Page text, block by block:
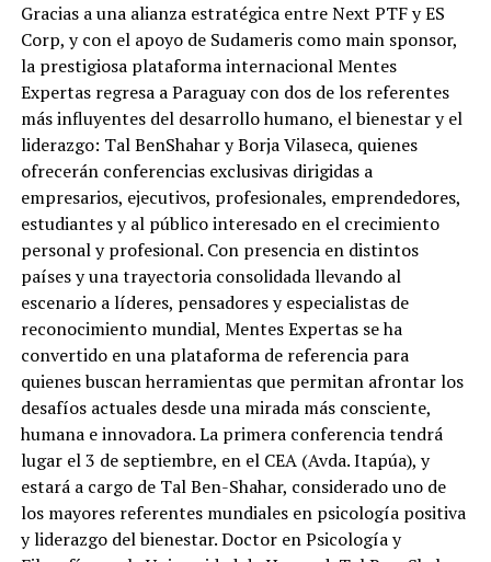
Gracias a una alianza estratégica entre Next PTF y ES
Corp, y con el apoyo de Sudameris como main sponsor,
la prestigiosa plataforma internacional Mentes
Expertas regresa a Paraguay con dos de los referentes
más influyentes del desarrollo humano, el bienestar y el
liderazgo: Tal BenShahar y Borja Vilaseca, quienes
ofrecerán conferencias exclusivas dirigidas a
empresarios, ejecutivos, profesionales, emprendedores,
estudiantes y al público interesado en el crecimiento
personal y profesional. Con presencia en distintos
países y una trayectoria consolidada llevando al
escenario a líderes, pensadores y especialistas de
reconocimiento mundial, Mentes Expertas se ha
convertido en una plataforma de referencia para
quienes buscan herramientas que permitan afrontar los
desafíos actuales desde una mirada más consciente,
humana e innovadora. La primera conferencia tendrá
lugar el 3 de septiembre, en el CEA (Avda. Itapúa), y
estará a cargo de Tal Ben-Shahar, considerado uno de
los mayores referentes mundiales en psicología positiva
y liderazgo del bienestar. Doctor en Psicología y